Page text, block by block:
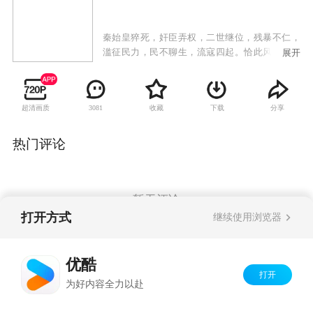
秦始皇猝死，奸臣弄权，二世继位，残暴不仁，
滥征民力，民不聊生，流寇四起。恰此风云际会
相逐鹿中原。一时间机诡百出、动人心弦的谋略
战争竞相展现，英雄难过美人关，霸王、虞姬、
刘邦、吕后，上演缠绵悱恻的传奇爱情。最终刘
展开
超清画质 3081 收藏 下载 分享
热门评论
暂无评论
打开方式 继续使用浏览器
优酷
为好内容全力以赴
打开